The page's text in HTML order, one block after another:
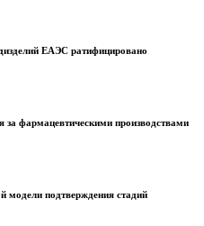
ЕАЭС ратифицировано
за фармацевтическими производствами
модели подтверждения стадий